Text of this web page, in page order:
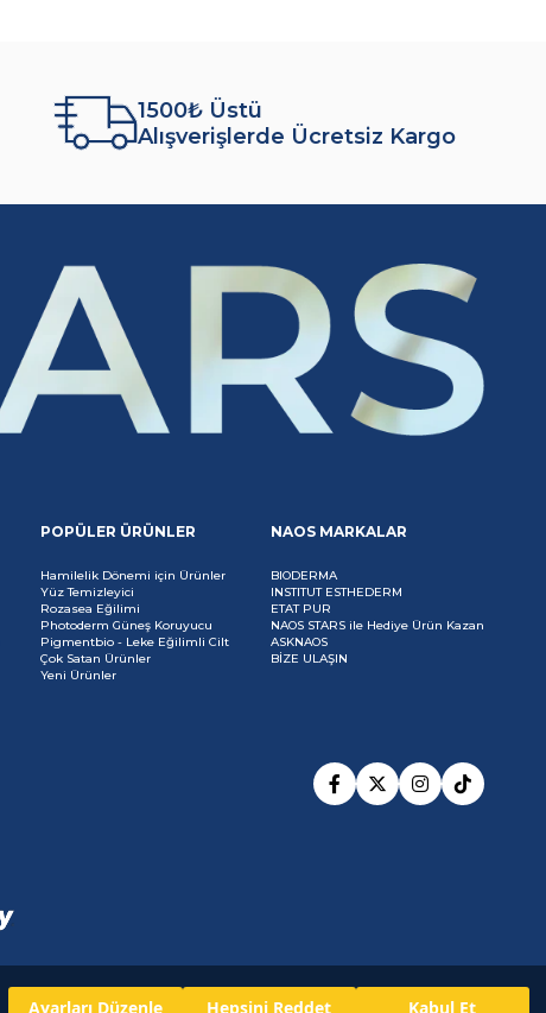
Ayarları Düzenle Hepsini Reddet Kabul Et
1500₺ Üstü
Alışverişlerde Ücretsiz Kargo
POPÜLER ÜRÜNLER
Hamilelik Dönemi için Ürünler
Yüz Temizleyici
Rozasea Eğilimi
Photoderm Güneş Koruyucu
Pigmentbio - Leke Eğilimli Cilt
Çok Satan Ürünler
Yeni Ürünler
NAOS MARKALAR
BIODERMA
INSTITUT ESTHEDERM
ETAT PUR
NAOS STARS ile Hediye Ürün Kazan
ASKNAOS
BİZE ULAŞIN